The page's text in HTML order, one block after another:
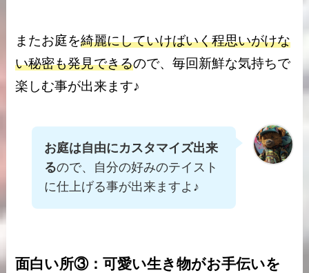
またお庭を綺麗にしていけばいく程思いがけな
い秘密も発見できるので、毎回新鮮な気持ちで
楽しむ事が出来ます♪
お庭は自由にカスタマイズ出来
るので、自分の好みのテイスト
に仕上げる事が出来ますよ♪
面白い所③：可愛い生き物がお手伝いを